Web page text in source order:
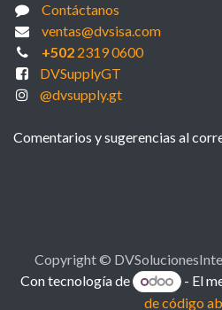
Contáctanos
ventas@dvsisa.com
+5022319 0600
DVSupplyGT
@dvsupply.gt
Comentarios y sugerencias al
Copyright ©
Con tecnología de - El
de código